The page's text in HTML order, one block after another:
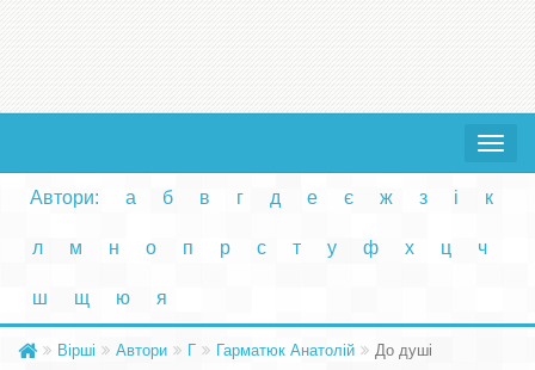
Toggle
Автори: а б в г д е є ж з і к
л м н о п р с т у ф х ц ч
ш щ ю я
Вірші Автори Г Гарматюк Анатолій До душі